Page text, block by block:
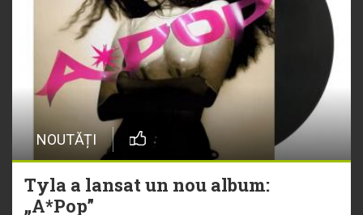
NOUTĂȚI
Tyla a lansat un nou album:
„A*Pop”